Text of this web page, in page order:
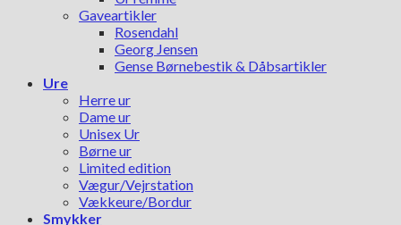
Gaveartikler
Rosendahl
Georg Jensen
Gense Børnebestik & Dåbsartikler
Ure
Herre ur
Dame ur
Unisex Ur
Børne ur
Limited edition
Vægur/Vejrstation
Vækkeure/Bordur
Smykker